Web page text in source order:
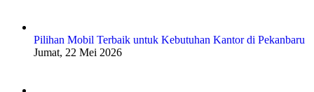
Pilihan Mobil Terbaik untuk Kebutuhan Kantor di Pekanbaru
Jumat, 22 Mei 2026